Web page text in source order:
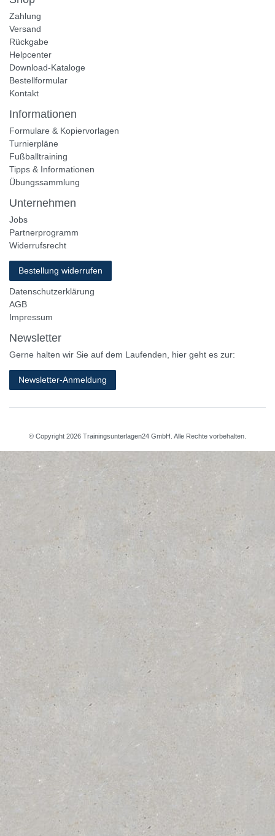
Zahlung
Versand
Rückgabe
Helpcenter
Download-Kataloge
Bestellformular
Kontakt
Informationen
Formulare & Kopiervorlagen
Turnierpläne
Fußballtraining
Tipps & Informationen
Übungssammlung
Unternehmen
Jobs
Partnerprogramm
Widerrufsrecht
Bestellung widerrufen
Datenschutzerklärung
AGB
Impressum
Newsletter
Gerne halten wir Sie auf dem Laufenden, hier geht es zur:
Newsletter-Anmeldung
© Copyright 2026 Trainingsunterlagen24 GmbH. Alle Rechte vorbehalten.